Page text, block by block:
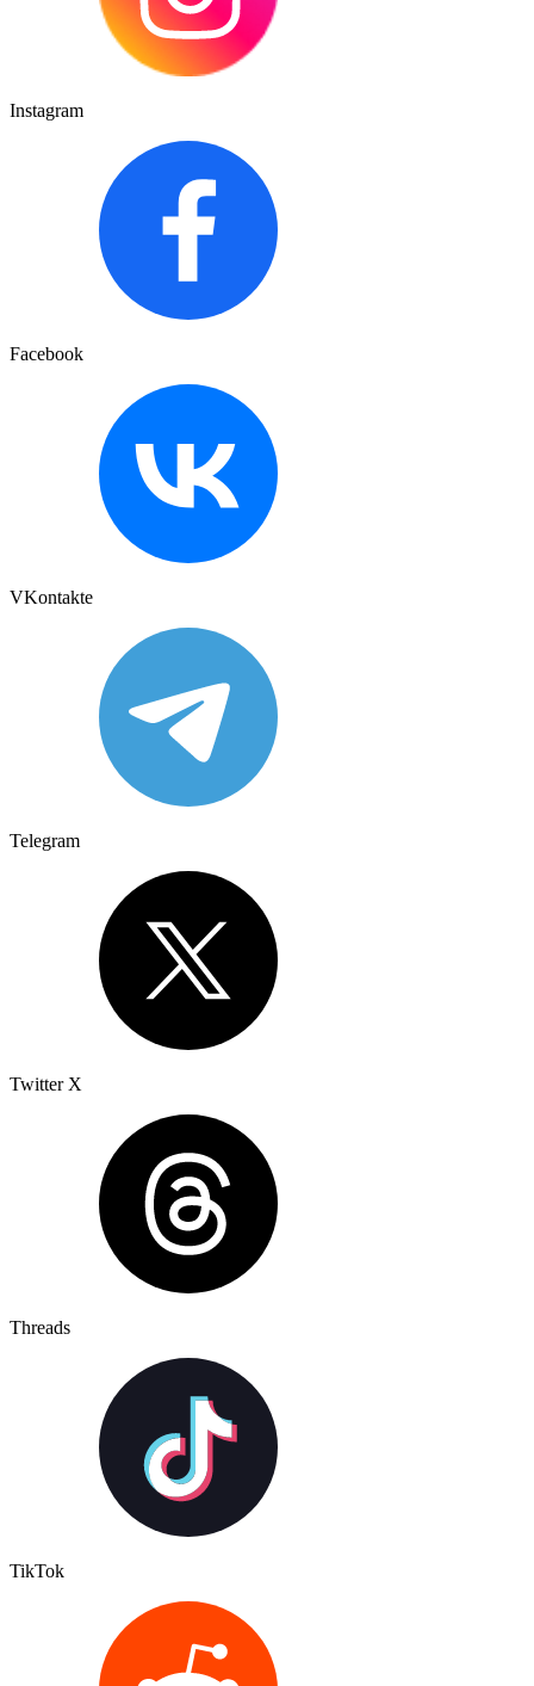
Instagram
Facebook
VKontakte
Telegram
Twitter X
Threads
TikTok